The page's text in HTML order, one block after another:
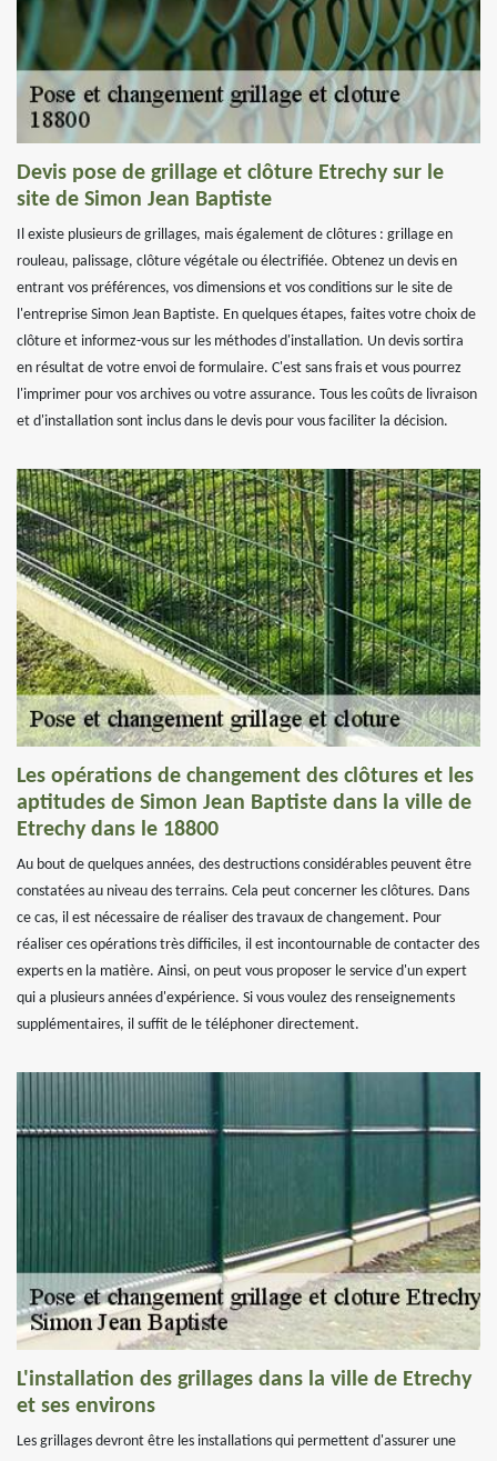
Devis pose de grillage et clôture Etrechy sur le
site de Simon Jean Baptiste
Il existe plusieurs de grillages, mais également de clôtures : grillage en
rouleau, palissage, clôture végétale ou électrifiée. Obtenez un devis en
entrant vos préférences, vos dimensions et vos conditions sur le site de
l'entreprise Simon Jean Baptiste. En quelques étapes, faites votre choix de
clôture et informez-vous sur les méthodes d'installation. Un devis sortira
en résultat de votre envoi de formulaire. C'est sans frais et vous pourrez
l'imprimer pour vos archives ou votre assurance. Tous les coûts de livraison
et d'installation sont inclus dans le devis pour vous faciliter la décision.
Les opérations de changement des clôtures et les
aptitudes de Simon Jean Baptiste dans la ville de
Etrechy dans le 18800
Au bout de quelques années, des destructions considérables peuvent être
constatées au niveau des terrains. Cela peut concerner les clôtures. Dans
ce cas, il est nécessaire de réaliser des travaux de changement. Pour
réaliser ces opérations très difficiles, il est incontournable de contacter des
experts en la matière. Ainsi, on peut vous proposer le service d'un expert
qui a plusieurs années d'expérience. Si vous voulez des renseignements
supplémentaires, il suffit de le téléphoner directement.
L'installation des grillages dans la ville de Etrechy
et ses environs
Les grillages devront être les installations qui permettent d'assurer une